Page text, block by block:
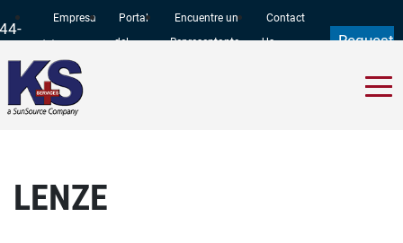
Empresa
Portal
del
Encuentre un
Representante
Contact
Us
Request
LENZE